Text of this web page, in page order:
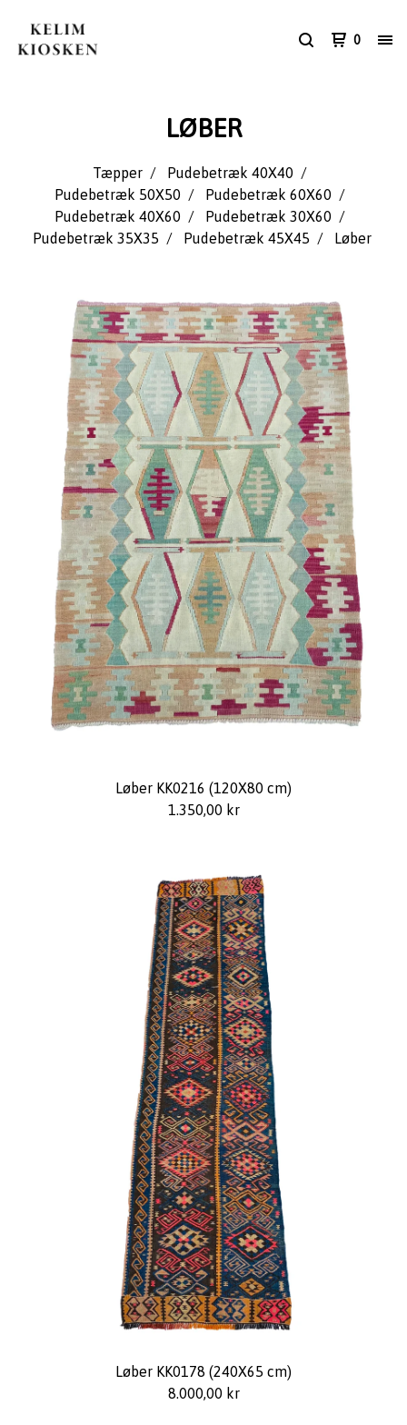
0
LØBER
Tæpper
Pudebetræk 40X40
Pudebetræk 50X50
Pudebetræk 60X60
Pudebetræk 40X60
Pudebetræk 30X60
Pudebetræk 35X35
Pudebetræk 45X45 Løber
Løber KK0216 (120X80 cm)
1.350,00 kr
Løber KK0178 (240X65 cm)
8.000,00 kr